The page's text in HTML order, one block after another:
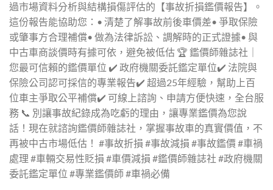
過市場資料分析與結構損傷評估的【事故折損鑑價報告】。
這份報告能協助您：• 清楚了解事故前後車價差• 爭取保險
或肇事方合理補償• 做為法律訴訟、調解時的正式證據• 與
中古車商談價時有據可依，避免被低估 🏆 鑑價師雜誌社｜
您最可信賴的鑑價單位 ✔️ 政府機關委託鑑定單位✔️ 法院與
保險公司認可採信的專業報告✔️ 超過25年經驗，幫助上百
位車主爭取公平補償✔️ 可線上諮詢、申請方便快速，全台服
務 📞 別讓事故紀錄成為吃虧的理由，讓專業鑑價為您說
話！現在就諮詢鑑價師雜誌社，掌握事故車的真實價值，不
再被中古市場低估！ #事故折損 #事故減損 #事故鑑價 #車禍
處理 #車輛交易性貶損 #車價減損 #鑑價師雜誌社 #政府機關
委託鑑定單位 #專業鑑價師 #車禍必備